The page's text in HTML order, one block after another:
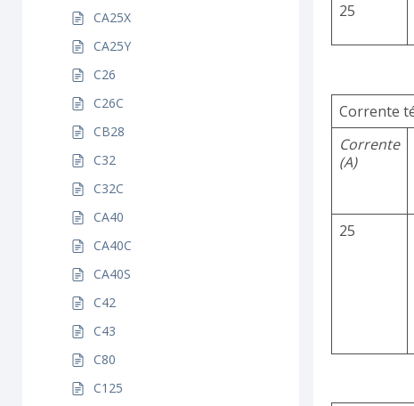
CA25X
CA25Y
C26
C26C
CB28
C32
C32C
CA40
CA40C
CA40S
C42
C43
C80
C125
25
Corrente
Corrente
(A)
25